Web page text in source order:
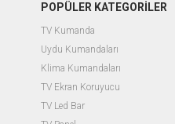
POPÜLER KATEGORİLER
TV Kumanda
Uydu Kumandaları
Klima Kumandaları
TV Ekran Koruyucu
TV Led Bar